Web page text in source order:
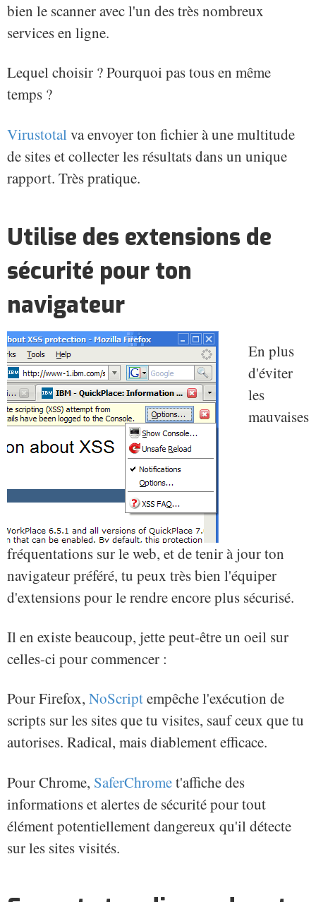
bien le scanner avec l'un des très nombreux
services en ligne.
Lequel choisir ? Pourquoi pas tous en même
temps ?
Virustotal va envoyer ton fichier à une multitude
de sites et collecter les résultats dans un unique
rapport. Très pratique.
Utilise des extensions de
sécurité pour ton
navigateur
En plus
d'éviter
les
mauvaises
fréquentations sur le web, et de tenir à jour ton
navigateur préféré, tu peux très bien l'équiper
d'extensions pour le rendre encore plus sécurisé.
Il en existe beaucoup, jette peut-être un oeil sur
celles-ci pour commencer :
Pour Firefox, NoScriptempêche l'exécution de
scripts sur les sites que tu visites, sauf ceux que tu
autorises. Radical, mais diablement efficace.
Pour Chrome, SaferChromet'affiche des
informations et alertes de sécurité pour tout
élément potentiellement dangereux qu'il détecte
sur les sites visités.